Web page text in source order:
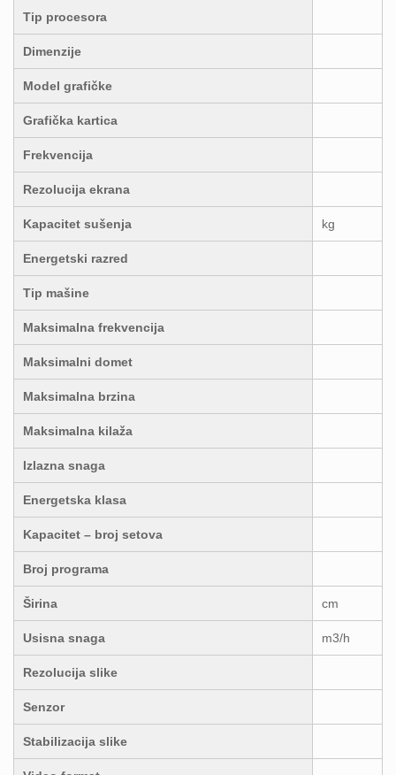
Tip procesora
Dimenzije
Model grafičke
Grafička kartica
Frekvencija
Rezolucija ekrana
Kapacitet sušenja kg
Energetski razred
Tip mašine
Maksimalna frekvencija
Maksimalni domet
Maksimalna brzina
Maksimalna kilaža
Izlazna snaga
Energetska klasa
Kapacitet – broj setova
Broj programa
Širina cm
Usisna snaga m3/h
Rezolucija slike
Senzor
Stabilizacija slike